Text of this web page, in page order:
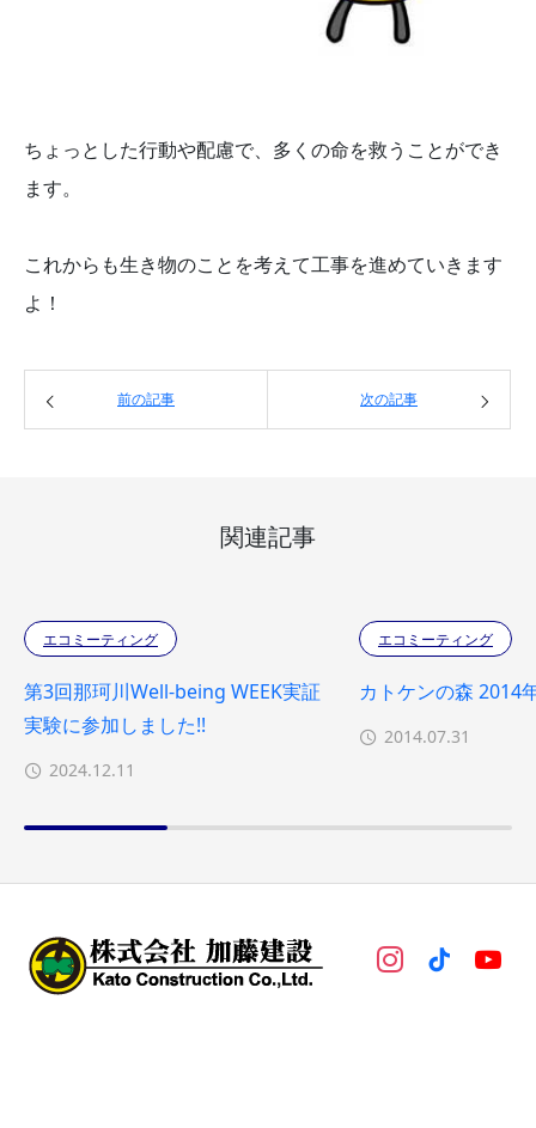
ちょっとした行動や配慮で、多くの命を救うことができ
ます。
これからも生き物のことを考えて工事を進めていきます
よ！
前の記事 次の記事
関連記事
エコミーティング
第3回那珂川Well-being WEEK実証
実験に参加しました!!
2024.12.11
エコミーティング
カトケンの森 2014
2014.07.31